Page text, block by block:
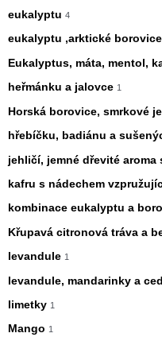
eukalyptu 4
eukalyptu ,arktické
Eukalyptus, máta, mentol,
heřmánku a jalovce 1
Horská borovice, smrkové
hřebíčku, badiánu a
jehličí, jemné dřevité aroma
kafru s nádechem
kombinace eukalyptu a
Křupavá citronová tráva a
levandule 1
levandule, mandarinky a
limetky 1
Mango 1